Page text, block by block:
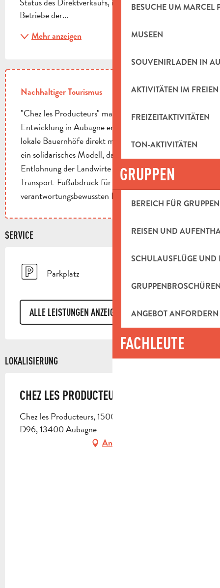
BESUCHE UM MARCEL
MUSEEN
SOUVENIRLADEN IN
AKTIVITÄTEN IM FREIEN
FREIZEITAKTIVITÄTEN
TON-AKTIVITÄTEN
GRUPPEN
BEREICH FÜR GRUPPEN
REISEN UND
SCHULAUSFLÜGE UND
ANGEBOT ANFORDERN
FACHLEUTE
Betriebe der...
Mehr anzeigen
Nachhaltiger Tourismus
"Chez les Producteurs" macht nachhaltige
Entwicklung in Aubagne erlebbar, indem es 28
lokale Bauernhöfe direkt mit Ihrem Teller verbindet:
ein solidarisches Modell, das die gerechte
Entlohnung der Landwirte garantiert und den
Transport-Fußabdruck für einen 100%
verantwortungsbewussten Konsum reduziert.
SERVICE
Parkplatz
ALLE LEISTUNGEN ANZEIGEN
LOKALISIERUNG
CHEZ LES PRODUCTEURS
Chez les Producteurs, 1500 route de Napollon,
D96, 13400 Aubagne
Anfahrt